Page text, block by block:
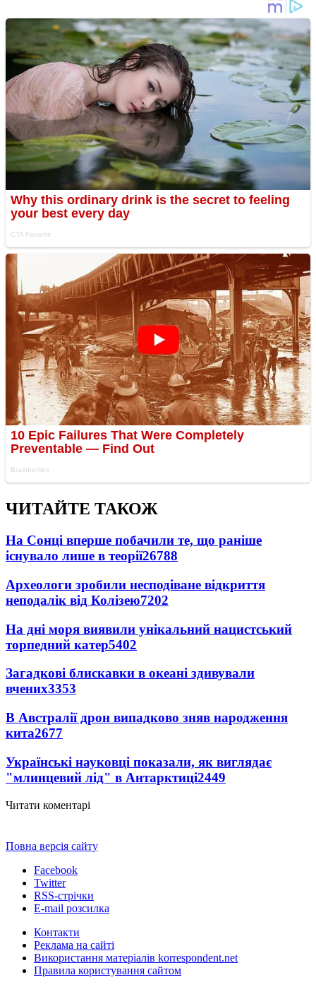
ЧИТАЙТЕ ТАКОЖ
На Сонці вперше побачили те, що раніше
існувало лише в теорії26788
Археологи зробили несподіване відкриття
неподалік від Колізею7202
На дні моря виявили унікальний нацистський
торпедний катер5402
Загадкові блискавки в океані здивували
вчених3353
В Австралії дрон випадково зняв народження
кита2677
Українські науковці показали, як виглядає
"млинцевий лід" в Антарктиці2449
Читати коментарі
Повна версія сайту
Facebook
Twitter
RSS-стрічки
E-mail розсилка
Контакти
Реклама на сайті
Використання матеріалів korrespondent.net
Правила користування сайтом